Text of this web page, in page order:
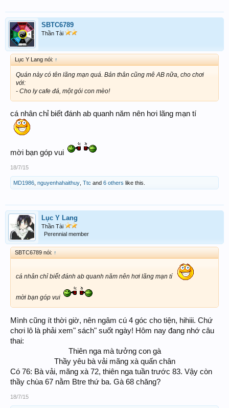
SBTC6789
Thần Tài
Lục Y Lang nói: ↑
Quán này có tên lãng mạn quá. Bản thân cũng mê AB nữa, cho chơi
với:
- Cho ly cafe đá, một gói con mèo!
cá nhân chỉ biết đánh ab quanh năm nên hơi lãng mạn tí
mời bạn góp vui
18/7/15
MD1986 nguyenhahaithuy Ttc and 6 others like this.
Lục Y Lang
Thần Tài
Perennial member
SBTC6789 nói: ↑
cá nhân chỉ biết đánh ab quanh năm nên hơi lãng mạn tí
mời bạn góp vui
Mình cũng ít thời giờ, nên ngâm cú 4 góc cho tiện, hihiii. Chứ
chơi lô là phải xem" sách" suốt ngày! Hôm nay đang nhớ câu
thai:
Thiên nga mà tưởng con gà
Thầy yêu bà vải mãng xà quấn chân​
Có 76: Bà vải, mãng xà 72, thiên nga tuần trước 83. Vậy còn
thầy chùa 67 nằm Btre thứ ba. Gà 68 chăng?
18/7/15